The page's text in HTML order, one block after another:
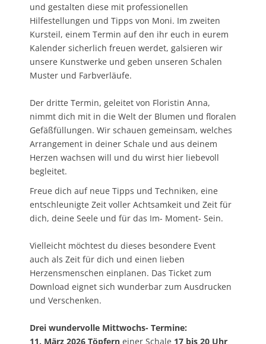
und gestalten diese mit professionellen
Hilfestellungen und Tipps von Moni. Im zweiten
Kursteil, einem Termin auf den ihr euch in eurem
Kalender sicherlich freuen werdet, galsieren wir
unsere Kunstwerke und geben unseren Schalen
Muster und Farbverläufe.
Der dritte Termin, geleitet von Floristin Anna,
nimmt dich mit in die Welt der Blumen und floralen
Gefäßfüllungen. Wir schauen gemeinsam, welches
Arrangement in deiner Schale und aus deinem
Herzen wachsen will und du wirst hier liebevoll
begleitet.
Freue dich auf neue Tipps und Techniken, eine
entschleunigte Zeit voller Achtsamkeit und Zeit für
dich, deine Seele und für das Im- Moment- Sein.
Vielleicht möchtest du dieses besondere Event
auch als Zeit für dich und einen lieben
Herzensmenschen einplanen. Das Ticket zum
Download eignet sich wunderbar zum Ausdrucken
und Verschenken.
Drei wundervolle Mittwochs- Termine:
11. März 2026 Töpfern einer Schale 17 bis 20 Uhr